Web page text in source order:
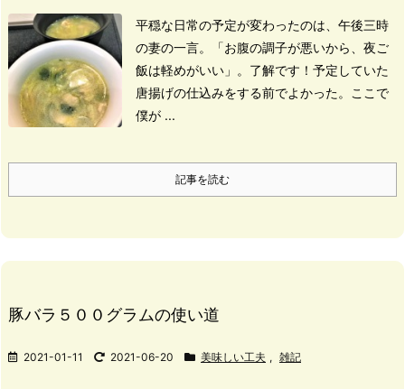
平穏な日常の予定が変わったのは、 午後三時
の妻の一言。
「お腹の調子が悪いから、夜ご
飯は軽めがいい」。 了解です！ 予定していた
唐揚げの仕込みをする前でよかった。
ここで
僕が ...
記事を読む
豚バラ５００グラムの使い道
2021-01-11 2021-06-20 美味しい工夫 , 雑記